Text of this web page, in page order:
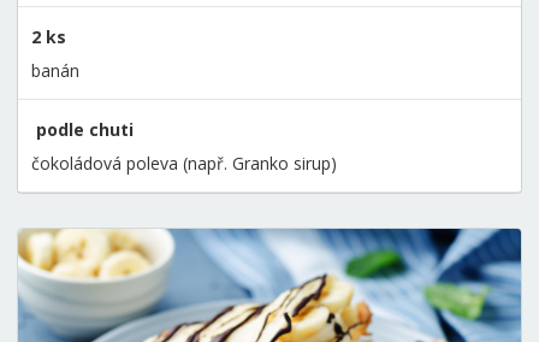
2 ks
banán
podle chuti
čokoládová poleva (např. Granko sirup)